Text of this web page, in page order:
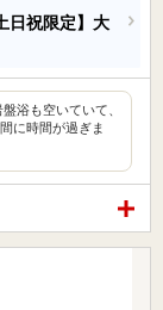
日祝限定】大
浴も空いていて、
に時間が過ぎま